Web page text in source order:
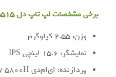
برخی مشخصات لپ تاپ دل Dell G15 5515:
وزن: 2.55 کیلوگرم
نمایشگر: 15.6 اینچی IPS
پردازنده: ای‌ام‌دی Ryzen 7 5800H